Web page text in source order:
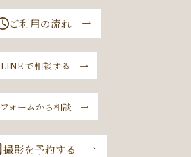
ご利用の流れ
LINE で相談する
フォームから相談
撮影を予約する